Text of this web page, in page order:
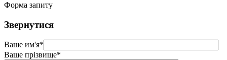
Форма запиту
Звернутися
Ваше им'я*
Ваше прізвище*